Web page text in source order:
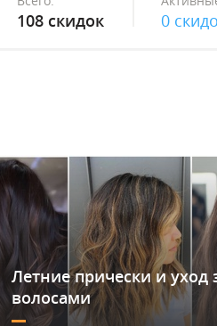
108 скидок 0
Летние прически и уход
волосами